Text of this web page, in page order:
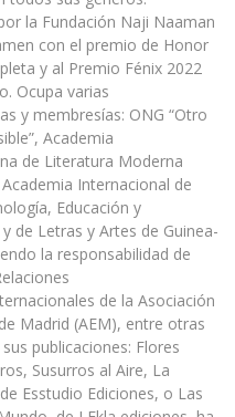
la Fundación Naji Naaman
con el premio de Honor
y al Premio Fénix 2022
Ocupa varias
y membresías: ONG “Otro
Academia
de Literatura Moderna
Internacional de
Educación y
de Letras y Artes de Guinea-
la responsabilidad de
de la Asociación
Madrid (AEM), entre otras
publicaciones: Flores
Susurros al Aire, La
Esstudio Ediciones, o Las